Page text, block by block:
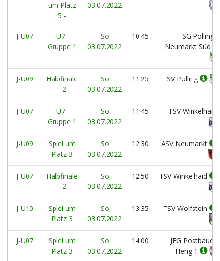
um Platz
5 -
03.07.2022
J-U07
U7-
Gruppe 1
So
03.07.2022
10:45
SG Pölling /
Neumarkt Süd 1
J-U09
Halbfinale
- 2
So
03.07.2022
11:25 SV Pölling
J-U07
U7-
Gruppe 1
So
03.07.2022
11:45 TSV Winkelhaid
J-U09
Spiel um
Platz 3
So
03.07.2022
12:30 ASV Neumarkt
J-U07
Halbfinale
- 2
So
03.07.2022
12:50 TSV Winkelhaid
J-U10
Spiel um
Platz 3
So
03.07.2022
13:35 TSV Wolfstein
J-U07
Spiel um
Platz 3
So
03.07.2022
14:00
JFG Postbauer-
Heng 1